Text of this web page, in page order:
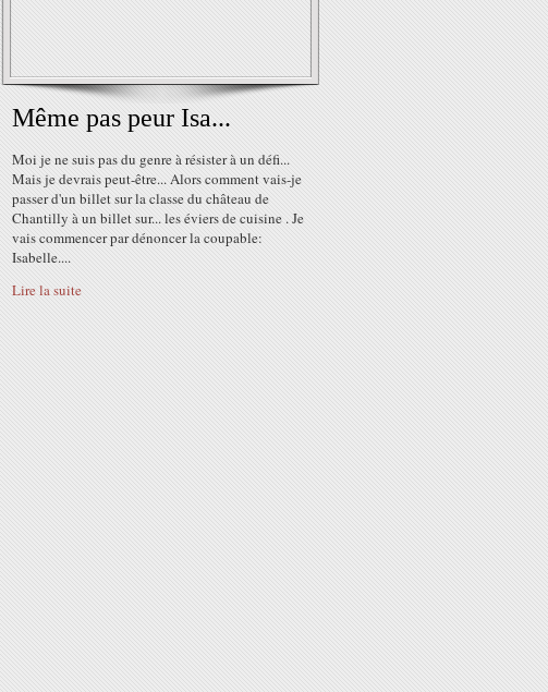
Même pas peur Isa...
Moi je ne suis pas du genre à résister à un défi...
Mais je devrais peut-être... Alors comment vais-je
passer d'un billet sur la classe du château de
Chantilly à un billet sur... les éviers de cuisine . Je
vais commencer par dénoncer la coupable:
Isabelle....
Lire la suite